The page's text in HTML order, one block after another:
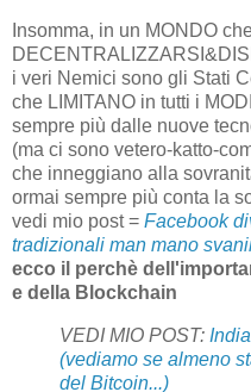
Insomma, in un MONDO
i veri Nemici sono gli Stati
che LIMITANO in tutti i
sempre più dalle nuove
(ma ci sono vetero-katto-
che inneggiano alla
ormai sempre più conta la
vedi mio post = Facebook
tradizionali man mano
ecco il perchè
e della Blockchain
VEDI MIO POST:
(vediamo se almeno
del Bitcoin...)